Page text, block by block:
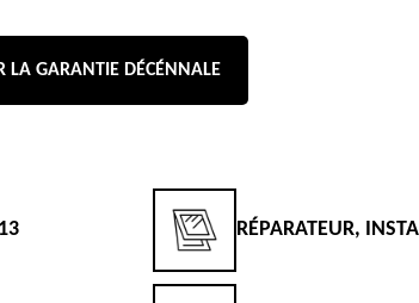
LA GARANTIE DÉCÉNNALE
RÉPARATEUR,